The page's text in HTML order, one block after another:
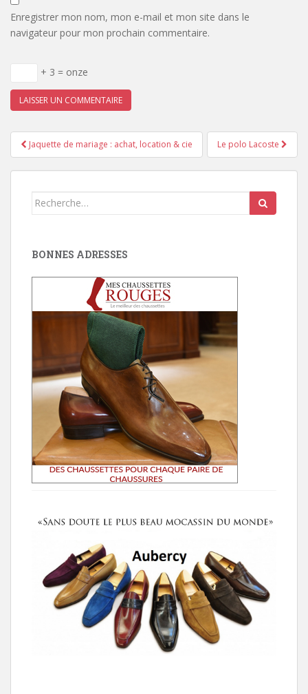
Enregistrer mon nom, mon e-mail et mon site dans le
navigateur pour mon prochain commentaire.
+ 3 = onze
Pagination
d'article
Jaquette de mariage : achat, location & cie Le polo Lacoste
Search
BONNES ADRESSES